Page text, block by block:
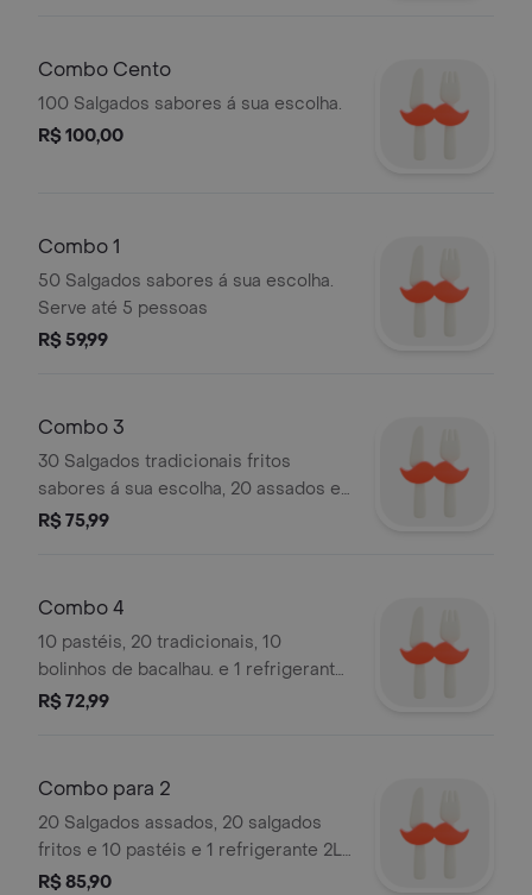
Combo Cento
100 Salgados sabores á sua escolha.
R$ 100,00
Combo 1
50 Salgados sabores á sua escolha.
Serve até 5 pessoas
R$ 59,99
Combo 3
30 Salgados tradicionais fritos
sabores á sua escolha, 20 assados e
1 refrigerante 2L á sua escolha.
R$ 75,99
Combo 4
10 pastéis, 20 tradicionais, 10
bolinhos de bacalhau. e 1 refrigerante
2l sabores á sua escolha.
R$ 72,99
Combo para 2
20 Salgados assados, 20 salgados
fritos e 10 pastéis e 1 refrigerante 2L
sabores á sua escolha.
R$ 85,90